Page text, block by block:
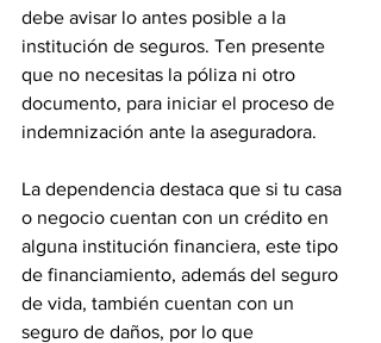
debe avisar lo antes posible a la
institución de seguros. Ten presente
que no necesitas la póliza ni otro
documento, para iniciar el proceso de
indemnización ante la aseguradora.
La dependencia destaca que si tu casa
o negocio cuentan con un crédito en
alguna institución financiera, este tipo
de financiamiento, además del seguro
de vida, también cuentan con un
seguro de daños, por lo que